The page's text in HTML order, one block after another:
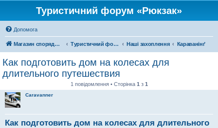
Туристичний форум «Рюкзак»
Допомога
Магазин спорядження Туристичний форум «Рюкзак» Наші захоплення Караванінґ
Как подготовить дом на колесах для
длительного путешествия
1 повідомлення • Сторінка 1 з 1
Caravanner
Как подготовить дом на колесах для длительного